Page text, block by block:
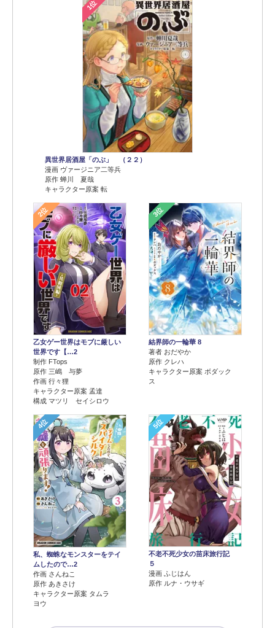
1位
異世界居酒屋「のぶ」 （２２）
漫画 ヴァージニア二等兵
原作 蝉川 夏哉
キャラクター原案 転
2位
乙女ゲー世界はモブに厳しい
世界です【…2
制作 FTops
原作 三嶋 与夢
作画 行々狸
キャラクター原案 孟達
構成 マツリ セイシロウ
3位
結界師の一輪華 8
著者 おだやか
原作 クレハ
キャラクター原案 ボダック
ス
4位
私、蜘蛛なモンスターをテイ
ムしたので…2
作画 さんねこ
原作 あきさけ
キャラクター原案 タムラ
ヨウ
5位
不老不死少女の苗床旅行記
５
漫画 ふじはん
原作 ルナ・ウサギ